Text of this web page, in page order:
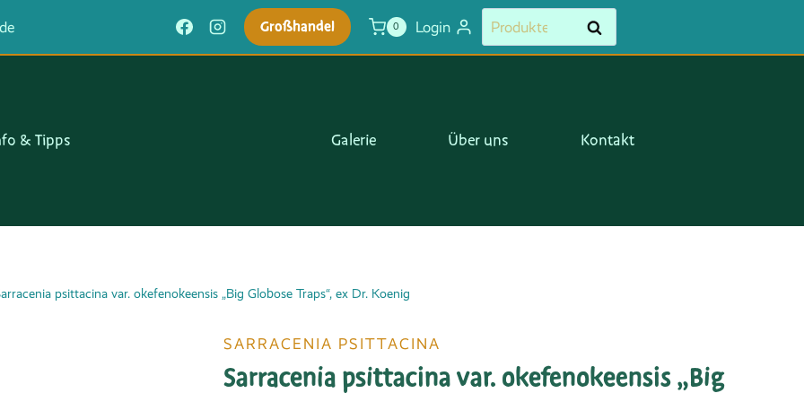
Großhandel 0 Login
Suchen
nach:
Suchen
& Tipps Galerie Über uns Kontakt
psittacina var. okefenokeensis „Big Globose Traps“, ex Dr. Koenig
SARRACENIA PSITTACINA
Sarracenia psittacina var. okefenokeensis „Big